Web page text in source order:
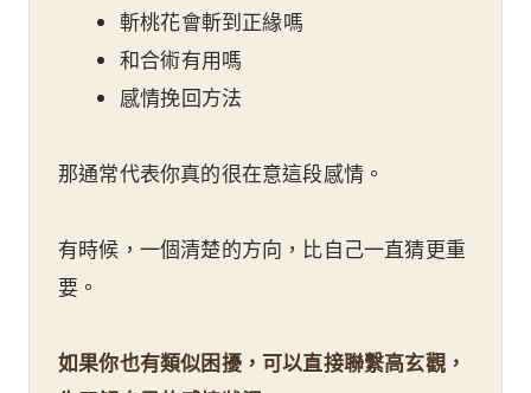
斬桃花會斬到正緣嗎
和合術有用嗎
感情挽回方法
那通常代表你真的很在意這段感情。
有時候，一個清楚的方向，比自己一直猜更重
要。
如果你也有類似困擾，可以直接聯繫高玄觀，